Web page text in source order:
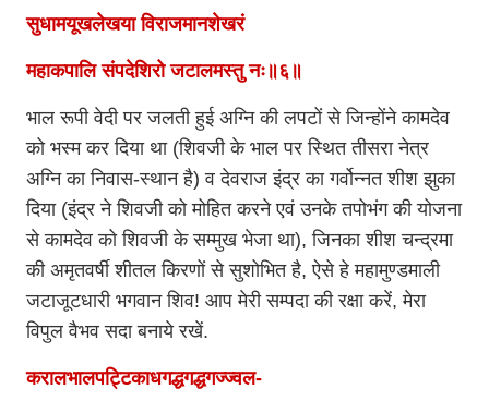
सुधामयूखलेखया विराजमानशेखरं
महाकपालि संपदेशिरो जटालमस्तु नः॥६॥
भाल रूपी वेदी पर जलती हुई अग्नि की लपटों से जिन्होंने कामदेव
को भस्म कर दिया था (शिवजी के भाल पर स्थित तीसरा नेत्र
अग्नि का निवास-स्थान है) व देवराज इंद्र का गर्वोन्नत शीश झुका
दिया (इंद्र ने शिवजी को मोहित करने एवं उनके तपोभंग की योजना
से कामदेव को शिवजी के सम्मुख भेजा था), जिनका शीश चन्द्रमा
की अमृतवर्षी शीतल किरणों से सुशोभित है, ऐसे हे महामुण्डमाली
जटाजूटधारी भगवान शिव! आप मेरी सम्पदा की रक्षा करें, मेरा
विपुल वैभव सदा बनाये रखें.
करालभालपट्टिकाधगद्धगद्धगज्ज्वल-